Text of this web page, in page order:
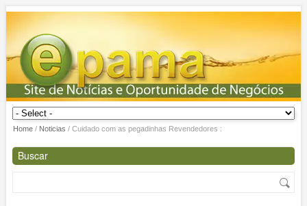
Home/ Noticias / Cuidado com as pegadinhas Revendedores :
Buscar